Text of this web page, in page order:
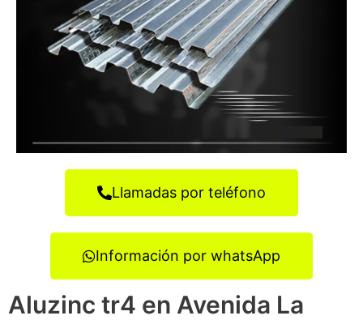
Llamadas por teléfono
Información por whatsApp
Aluzinc tr4 en Avenida La